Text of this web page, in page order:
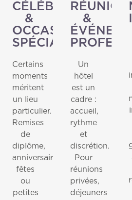
CÉLÉBRATIONS
&
OCCASIONS
SPÉCIALES
Certains
moments
méritent
un lieu
particulier.
Remises
de
diplôme,
anniversaires,
fêtes
ou
petites
&
Un
hôtel
est un
cadre :
accueil,
rythme
et
discrétion.
Pour
réunions
privées,
déjeuners